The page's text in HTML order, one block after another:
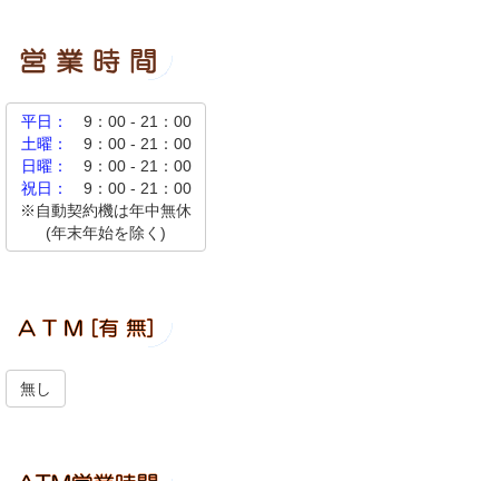
平日：
9：00 - 21：00
土曜：
9：00 - 21：00
日曜：
9：00 - 21：00
祝日：
9：00 - 21：00
※自動契約機は年中無休
(年末年始を除く)
無し